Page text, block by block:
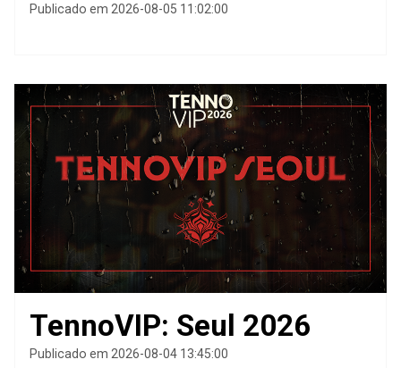
Publicado em 2026-08-05 11:02:00
TennoVIP: Seul 2026
Publicado em 2026-08-04 13:45:00